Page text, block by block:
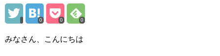
0 0 0
みなさん、こんにちは